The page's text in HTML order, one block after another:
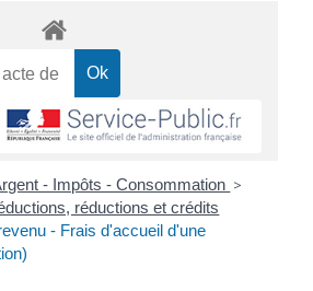
- Impôts - Consommation >
réductions et crédits
- Frais d'accueil d'une